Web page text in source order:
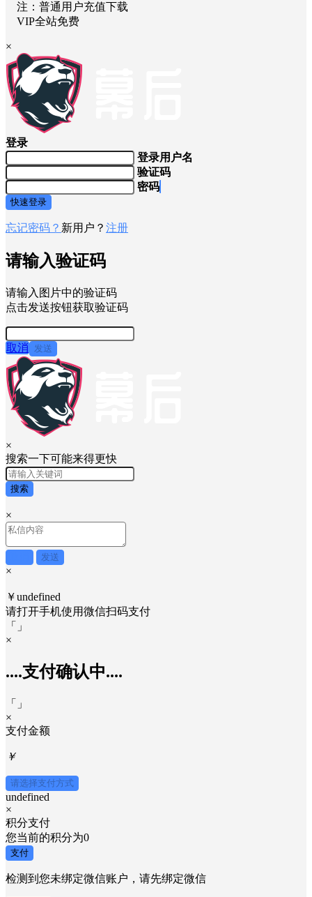
注：普通用户充值下载
VIP全站免费
×
登录
登录用户名
验证码
密码
快速登录
忘记密码？ 新用户？ 注册
请输入验证码
请输入图片中的验证码
点击发送按钮获取验证码
取消 发送
×
搜索一下可能来得更快
搜索
×
发送
×
￥undefined
请打开手机使用微信扫码支付
「
」
×
....支付确认中....
「
」
×
支付金额
￥
请选择支付方式
undefined
×
积分支付
您当前的积分为0
支付
检测到您未绑定微信账户，请先绑定微信